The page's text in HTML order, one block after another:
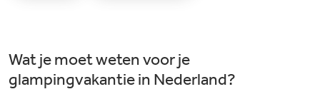
Wat je moet weten voor je
glampingvakantie in Nederland?